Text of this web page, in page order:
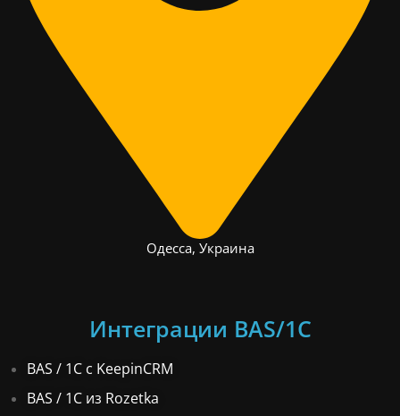
Одесса, Украина
Интеграции BAS/1С
BAS / 1С с KeepinCRM
BAS / 1С из Rozetka